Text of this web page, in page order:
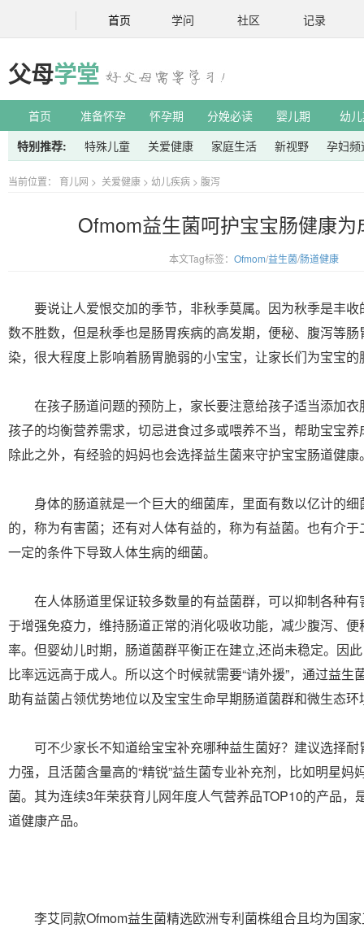
首页 学问 社区 记录
父母学堂
首页 准备怀孕 怀孕期 分娩必读 婴儿期
幼
特别推荐:
特殊儿童 关爱健康 家庭生活 新视野 孕妇频
当前位置： 育儿网 > 关爱健康 > 幼儿疾病 > 腹泻
Ofmom益生菌呵护宝宝肠健康为
本文Tag标签： Ofmom/益生菌/肠道健康
要说让人爱恨交加的季节，非秋季莫属。因为秋季是丰收
数不胜数，但是秋季也是肠胃疾病的高发期，便秘、腹泻等
染，很大程度上影响着肠胃脆弱的小宝宝，让家长们为宝宝
在孩子肠道问题的预防上，家长要注意给孩子适当添加衣
孩子的均衡营养需求，切忌进食过多或喂养不当，帮助宝宝
除此之外，有经验的妈妈也会选择益生菌来守护宝宝肠道健康
身体的肠道就是一个巨大的细菌库，里面有数以亿计的细
的，称为有害菌；还有对人体有益的，称为有益菌。也有介
一定的条件下导致人体生病的细菌。
在人体肠道里保证较多数量的有益菌群，可以抑制各种有
于增强免疫力，维持肠道正常的消化吸收功能，减少腹泻、
率。但婴幼儿时期，肠道菌群平衡正在建立,还尚未稳定。因
比率远远高于成人。所以这个时候就需要“请外援”，通过益生
助有益菌占领优势地位以及宝宝生命早期肠道菌群和微生态环
可不少家长不知道给宝宝补充哪种益生菌好？建议选择耐
力强，且活菌含量高的“精锐”益生菌专业补充剂，比如明星妈
菌。其为连续3年荣获育儿网年度人气营养品TOP10的产品，
道健康产品。
李艾同款Ofmom益生菌精选欧洲专利菌株组合且均为国家